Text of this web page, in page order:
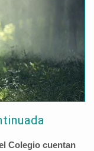
Colegio cuentan